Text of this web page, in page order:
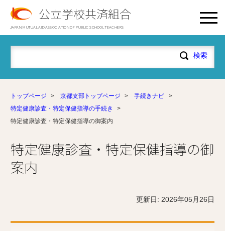
公立学校共済組合
JAPAN MUTUAL AID ASSOCIATION OF PUBLIC SCHOOL TEACHERS
トップページ > 京都支部トップページ > 手続きナビ
>
特定健康診査・特定保健指導の手続き
>
特定健康診査・特定保健指導の御案内
特定健康診査・特定保健指導の御
案内
更新日: 2026年05月26日